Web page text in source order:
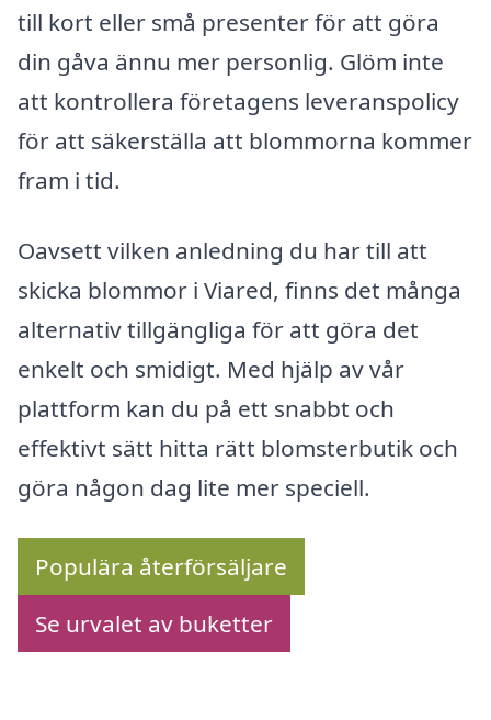
till kort eller små presenter för att göra
din gåva ännu mer personlig. Glöm inte
att kontrollera företagens leveranspolicy
för att säkerställa att blommorna kommer
fram i tid.
Oavsett vilken anledning du har till att
skicka blommor i Viared, finns det många
alternativ tillgängliga för att göra det
enkelt och smidigt. Med hjälp av vår
plattform kan du på ett snabbt och
effektivt sätt hitta rätt blomsterbutik och
göra någon dag lite mer speciell.
Populära återförsäljare
Se urvalet av buketter